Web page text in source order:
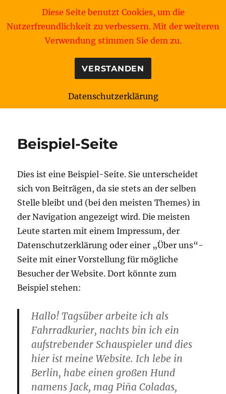
Redcross Webmaster's Blog
Beispiel-Seite
Dies ist eine Beispiel-Seite. Sie unterscheidet
sich von Beiträgen, da sie stets an der selben
Stelle bleibt und (bei den meisten Themes) in
der Navigation angezeigt wird. Die meisten
Leute starten mit einem Impressum, der
Datenschutzerklärung oder einer „Über uns“-
Seite mit einer Vorstellung für mögliche
Besucher der Website. Dort könnte zum
Beispiel stehen:
Hallo! Tagsüber arbeite ich als
Fahrradkurier, nachts bin ich ein
aufstrebender Schauspieler und dies
hier ist meine Website. Ich lebe in
Berlin, habe einen großen Hund
namens Jack, mag Piña Coladas,
Diese Seite benutzt Cookies, um die
Nutzerfreundlichkeit zu verbessern. Mit der weiteren
Verwendung stimmen Sie dem zu.
VERSTANDEN
Datenschutzerklärung